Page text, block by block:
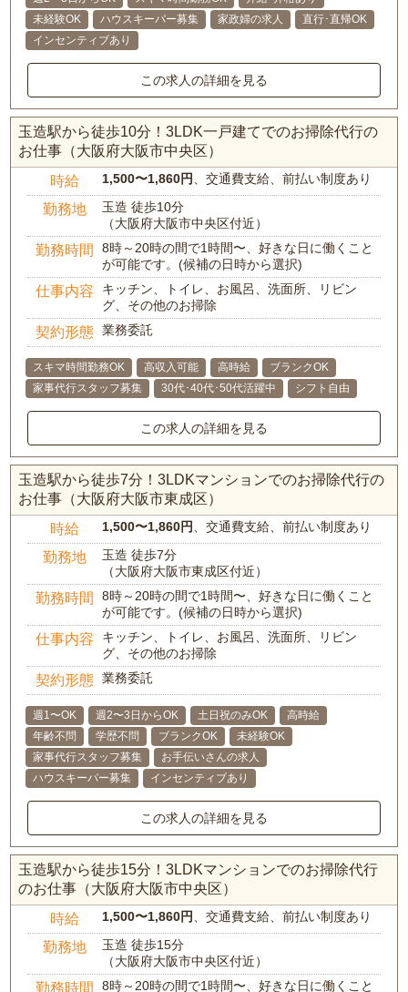
未経験OK
ハウスキーパー募集 家政婦の求人
直行･直帰OK
インセンティブあり
この求人の詳細を見る
玉造駅から徒歩10分！3LDK一戸建てでのお掃除代行の
お仕事（大阪府大阪市中央区）
時給 1,500〜1,860円 、交通費支給、前払い制度あり
勤務地
玉造 徒歩10分
（大阪府大阪市中央区付近）
勤務時間
8時～20時の間で1時間〜、好きな日に働くこと
が可能です。(候補の日時から選択)
仕事内容
キッチン、トイレ、お風呂、洗面所、リビン
グ、その他のお掃除
契約形態 業務委託
スキマ時間勤務OK 高収入可能 高時給
ブランクOK
家事代行スタッフ募集
30代･40代･50代活躍中 シフト自由
この求人の詳細を見る
玉造駅から徒歩7分！3LDKマンションでのお掃除代行の
お仕事（大阪府大阪市東成区）
時給 1,500〜1,860円 、交通費支給、前払い制度あり
勤務地
玉造 徒歩7分
（大阪府大阪市東成区付近）
勤務時間
8時～20時の間で1時間〜、好きな日に働くこと
が可能です。(候補の日時から選択)
仕事内容
キッチン、トイレ、お風呂、洗面所、リビン
グ、その他のお掃除
契約形態 業務委託
週1〜OK 週2〜3日からOK 土日祝のみOK
高時給
年齢不問
学歴不問 ブランクOK
未経験OK
家事代行スタッフ募集
お手伝いさんの求人
ハウスキーパー募集
インセンティブあり
この求人の詳細を見る
玉造駅から徒歩15分！3LDKマンションでのお掃除代行
のお仕事（大阪府大阪市中央区）
時給 1,500〜1,860円 、交通費支給、前払い制度あり
勤務地
玉造 徒歩15分
（大阪府大阪市中央区付近）
勤務時間
8時～20時の間で1時間〜、好きな日に働くこと